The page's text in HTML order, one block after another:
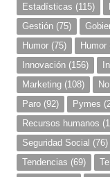
Estadísticas (115)
Gestión (75)
Humor (75) Humor
Innovación (156)
Marketing (108)
Paro (92) Pymes
Recursos humanos
Seguridad Social (76)
Tendencias (69)